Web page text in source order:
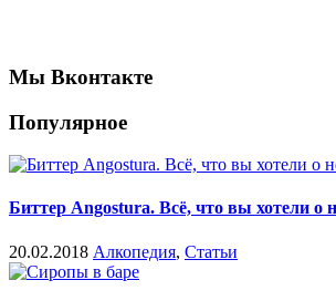
Мы Вконтакте
Популярное
Биттер Angostura. Всё, что вы хотели о
20.02.2018 Алкопедия, Статьи